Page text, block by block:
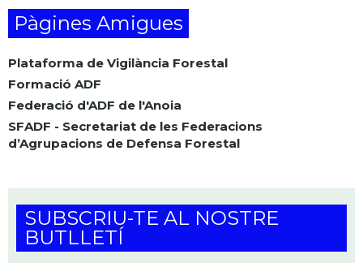
Pàgines Amigues
Plataforma de Vigilància Forestal
Formació ADF
Federació d'ADF de l'Anoia
SFADF - Secretariat de les Federacions
d’Agrupacions de Defensa Forestal
SUBSCRIU-TE AL NOSTRE
BUTLLETÍ